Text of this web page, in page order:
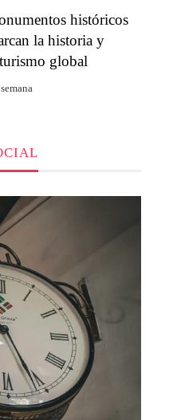
históricos
la historia y
global